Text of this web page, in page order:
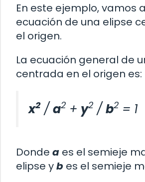
En este ejemplo, vamos
ecuación de una elipse
el origen.
La ecuación general de
centrada en el origen es:
x2/a2 + y2 /b2 = 1
Donde a es el semieje
elipse yb es el semieje